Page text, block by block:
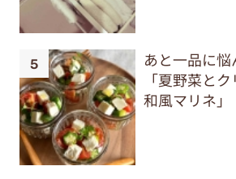
あと一品に悩
「夏野菜と
和風マリネ」